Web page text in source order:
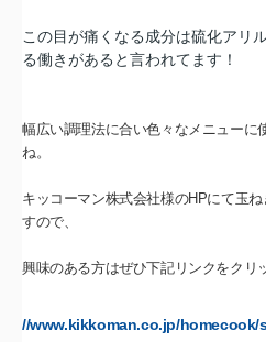
この目が痛くなる成分は硫化アリ
る働きがあると言われてます！
幅広い調理法に合い色々なメニューに
ね。
キッコーマン株式会社様のHPにて玉
すので、
興味のある方はぜひ下記リンクをクリ
//www.kikkoman.co.jp/homecook/